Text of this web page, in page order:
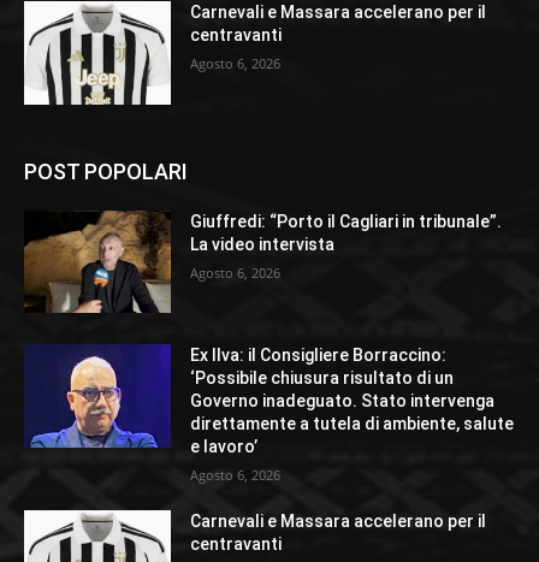
Carnevali e Massara accelerano per il
centravanti
Agosto 6, 2026
POST POPOLARI
Giuffredi: “Porto il Cagliari in tribunale”.
La video intervista
Agosto 6, 2026
Ex Ilva: il Consigliere Borraccino:
‘Possibile chiusura risultato di un
Governo inadeguato. Stato intervenga
direttamente a tutela di ambiente, salute
e lavoro’
Agosto 6, 2026
Carnevali e Massara accelerano per il
centravanti